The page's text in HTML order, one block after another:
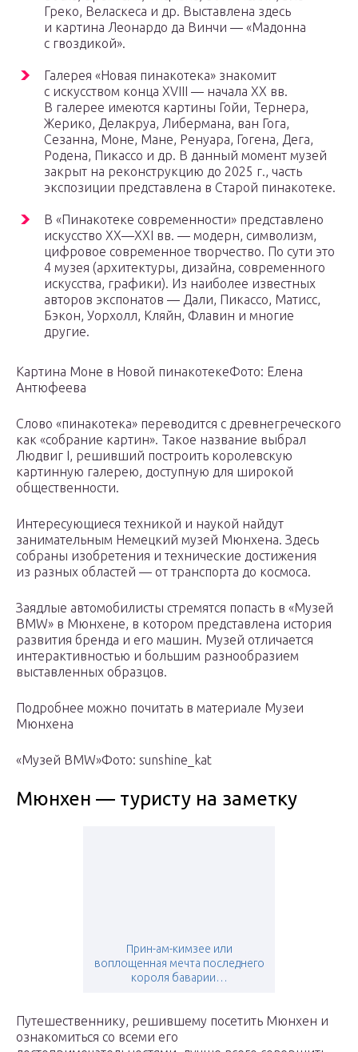
Греко, Веласкеса и др. Выставлена здесь
и картина Леонардо да Винчи — «Мадонна
с гвоздикой».
Галерея «Новая пинакотека» знакомит
с искусством конца XVIII — начала XX вв.
В галерее имеются картины Гойи, Тернера,
Жерико, Делакруа, Либермана, ван Гога,
Сезанна, Моне, Мане, Ренуара, Гогена, Дега,
Родена, Пикассо и др. В данный момент музей
закрыт на реконструкцию до 2025 г., часть
экспозиции представлена в Старой пинакотеке.
В «Пинакотеке современности» представлено
искусство XX—XXI вв. — модерн, символизм,
цифровое современное творчество. По сути это
4 музея (архитектуры, дизайна, современного
искусства, графики). Из наиболее известных
авторов экспонатов — Дали, Пикассо, Матисс,
Бэкон, Уорхолл, Кляйн, Флавин и многие
другие.
Картина Моне в Новой пинакотекеФото: Елена
Антюфеева
Слово «пинакотека» переводится с древнегреческого
как «собрание картин». Такое название выбрал
Людвиг I, решивший построить королевскую
картинную галерею, доступную для широкой
общественности.
Интересующиеся техникой и наукой найдут
занимательным Немецкий музей Мюнхена. Здесь
собраны изобретения и технические достижения
из разных областей — от транспорта до космоса.
Заядлые автомобилисты стремятся попасть в «Музей
BMW» в Мюнхене, в котором представлена история
развития бренда и его машин. Музей отличается
интерактивностью и большим разнообразием
выставленных образцов.
Подробнее можно почитать в материале Музеи
Мюнхена
«Музей BMW»Фото: sunshine_kat
Мюнхен — туристу на заметку
Прин-ам-кимзее или
воплощенная мечта последнего
короля баварии…
Путешественнику, решившему посетить Мюнхен и
ознакомиться со всеми его